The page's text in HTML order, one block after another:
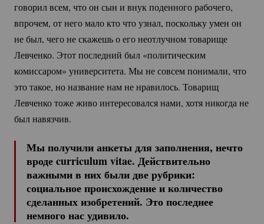
говорил всем, что он сын и внук поденного рабочего,
впрочем, от него мало кто что узнал, поскольку умен он
не был, чего не скажешь о его неотлучном товарище
Левченко. Этот последний был «политическим
комиссаром» университета. Мы не совсем понимали, что
это такое, но название нам не нравилось. Товарищ
Левченко тоже живо интересовался нами, хотя никогда не
был навязчив.
Мы получили анкеты для заполнения, нечто
вроде curriculum vitae. Действительно
важными в них были две рубрики:
социальное происхождение и количество
сделанных изобретений. Это последнее
немного нас удивило.